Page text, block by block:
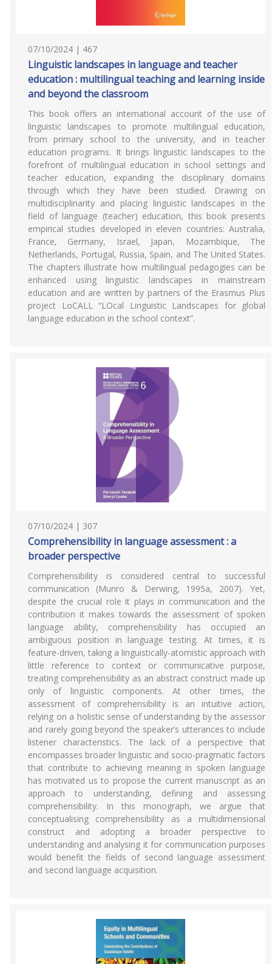
07/10/2024 | 467
Linguistic landscapes in language and teacher
education : multilingual teaching and learning inside
and beyond the classroom
This book offers an international account of the use of
linguistic landscapes to promote multilingual education,
from primary school to the university, and in teacher
education programs. It brings linguistic landscapes to the
forefront of multilingual education in school settings and
teacher education, expanding the disciplinary domains
through which they have been studied. Drawing on
multidisciplinarity and placing linguistic landscapes in the
field of language (teacher) education, this book presents
empirical studies developed in eleven countries: Australia,
France, Germany, Israel, Japan, Mozambique, The
Netherlands, Portugal, Russia, Spain, and The United States.
The chapters illustrate how multilingual pedagogies can be
enhanced using linguistic landscapes in mainstream
education and are written by partners of the Erasmus Plus
project LoCALL “LOcal Linguistic Landscapes for global
language education in the school context”.
07/10/2024 | 307
Comprehensibility in language assessment : a
broader perspective
Comprehensibility is considered central to successful
communication (Munro & Derwing, 1995a, 2007). Yet,
despite the crucial role it plays in communication and the
contribution it makes towards the assessment of spoken
language ability, comprehensibility has occupied an
ambiguous position in language testing. At times, it is
feature-driven, taking a linguistically-atomistic approach with
little reference to context or communicative purpose,
treating comprehensibility as an abstract construct made up
only of linguistic components. At other times, the
assessment of comprehensibility is an intuitive action,
relying on a holistic sense of understanding by the assessor
and rarely going beyond the speaker’s utterances to include
listener characteristics. The lack of a perspective that
encompasses broader linguistic and socio-pragmatic factors
that contribute to achieving meaning in spoken language
has motivated us to propose the current manuscript as an
approach to understanding, defining and assessing
comprehensibility. In this monograph, we argue that
conceptualising comprehensibility as a multidimensional
construct and adopting a broader perspective to
understanding and analysing it for communication purposes
would benefit the fields of second language assessment
and second language acquisition.